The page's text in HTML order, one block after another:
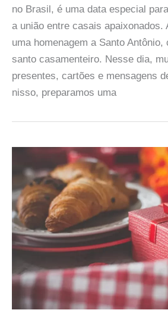
no Brasil, é uma data especial
a união entre casais apaixonados.
uma homenagem a Santo
santo casamenteiro. Nesse dia,
presentes, cartões e mensagens
nisso, preparamos uma